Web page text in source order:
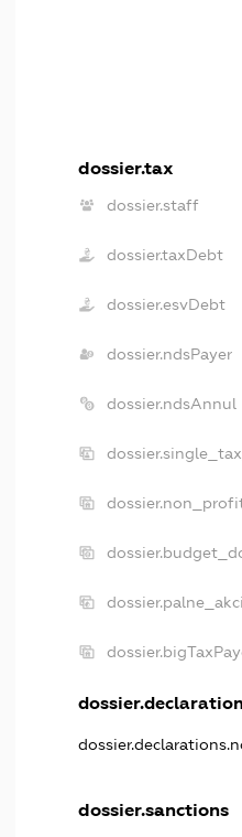
dossier.tax
dossier.staff
dossier.taxDebt
dossier.esvDebt
dossier.ndsPayer
dossier.ndsAnnul
dossier.sanctions